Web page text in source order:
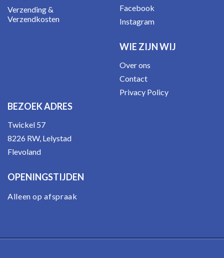
Verzending &
Verzendkosten
Facebook
Instagram
WIE ZIJN WIJ
Over ons
Contact
Privacy Policy
BEZOEK ADRES
Twickel 57
8226 RW, Lelystad
Flevoland
OPENINGSTIJDEN
Alleen op afspraak